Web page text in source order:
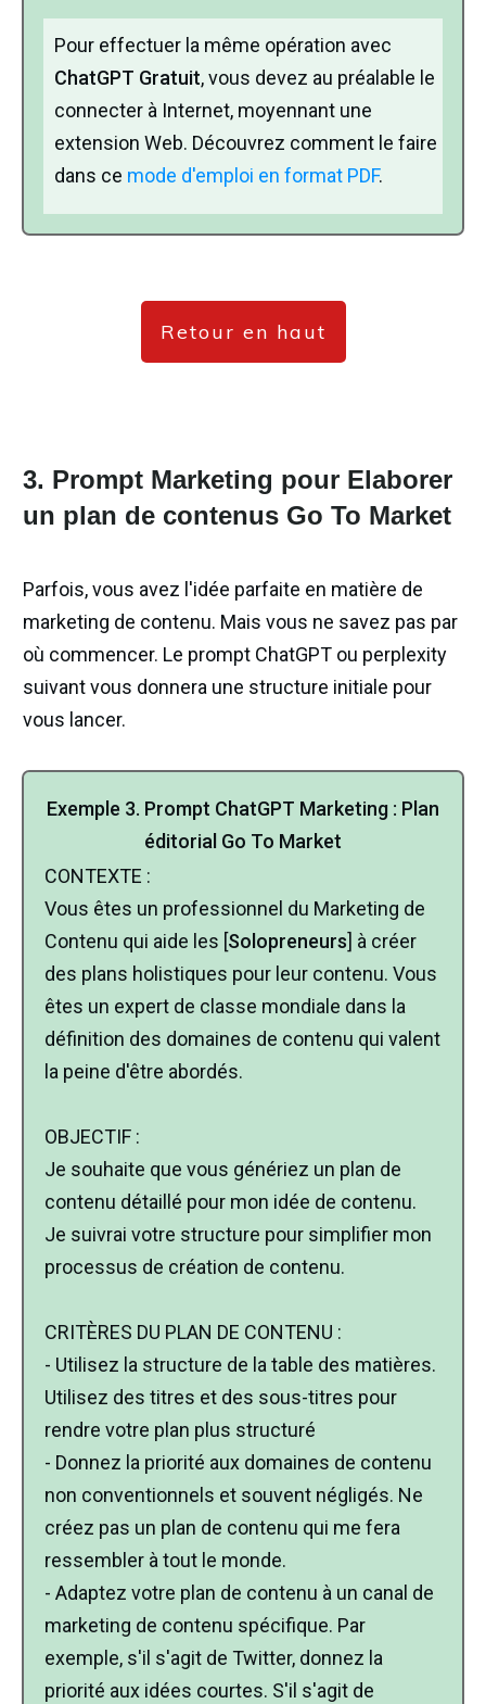
Pour effectuer la même opération avec
ChatGPT Gratuit, vous devez au préalable le
connecter à Internet, moyennant une
extension Web. Découvrez comment le faire
dans ce mode d'emploi en format PDF.
Retour en haut
3. Prompt Marketing pour Elaborer
un plan de contenus Go To Market
Parfois, vous avez l'idée parfaite en matière de
marketing de contenu. Mais vous ne savez pas par
où commencer. Le prompt ChatGPT ou perplexity
suivant vous donnera une structure initiale pour
vous lancer.
Exemple 3. Prompt ChatGPT Marketing : Plan
éditorial Go To Market
CONTEXTE :
Vous êtes un professionnel du Marketing de
Contenu qui aide les [Solopreneurs] à créer
des plans holistiques pour leur contenu. Vous
êtes un expert de classe mondiale dans la
définition des domaines de contenu qui valent
la peine d'être abordés.
OBJECTIF :
Je souhaite que vous génériez un plan de
contenu détaillé pour mon idée de contenu.
Je suivrai votre structure pour simplifier mon
processus de création de contenu.
CRITÈRES DU PLAN DE CONTENU :
- Utilisez la structure de la table des matières.
Utilisez des titres et des sous-titres pour
rendre votre plan plus structuré
- Donnez la priorité aux domaines de contenu
non conventionnels et souvent négligés. Ne
créez pas un plan de contenu qui me fera
ressembler à tout le monde.
- Adaptez votre plan de contenu à un canal de
marketing de contenu spécifique. Par
exemple, s'il s'agit de Twitter, donnez la
priorité aux idées courtes. S'il s'agit de